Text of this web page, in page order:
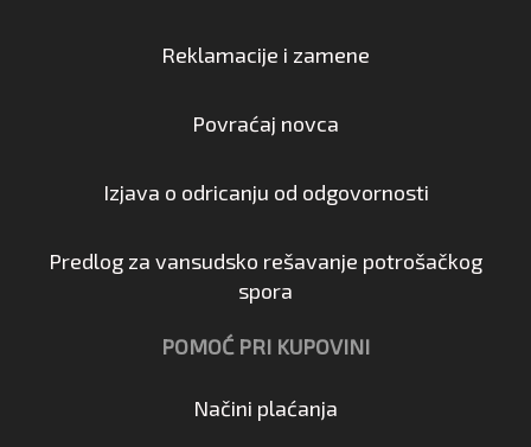
Reklamacije i zamene
Povraćaj novca
Izjava o odricanju od odgovornosti
Predlog za vansudsko rešavanje potrošačkog
spora
POMOĆ PRI KUPOVINI
Načini plaćanja